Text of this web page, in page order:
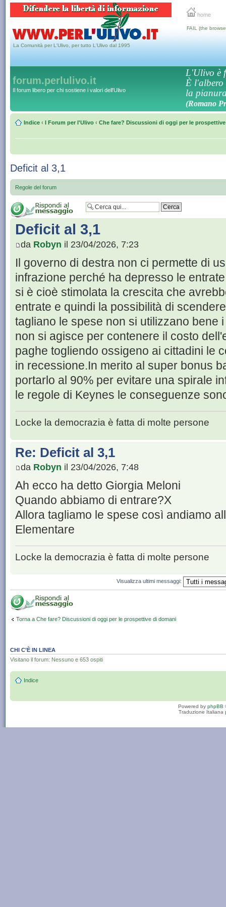
home
La Comunità per L'Ulivo, per tutto L'Ulivo dal 1995
FAIL (the
forum.perlulivo.it
Il forum libero per chi sostiene i valori dell'Ulivo
L'Ulivo è
È l'albero
la
(Romano
Indice ‹ I Forum per l'Ulivo ‹ Che fare? Discussioni di oggi per le
Deficit al 3,1
Regole del forum
Deficit al 3,1
da Robyn il 23/04/2026, 7:23
Il governo di destra non ci permette di
infrazione perché ha depresso le
si è cioè stimolata la crescita che
entrate e quindi la possibilità di
tagliano le spese non si utilizzano bene
non si agisce per contenere il costo
paghe togliendo ossigeno ai cittadini le
in recessione.In merito al super bonus
portarlo al 90% per evitare una spirale
le regole di Keynes le conseguenze
Locke la democrazia è fatta di molte persone
Re: Deficit al 3,1
da Robyn il 23/04/2026, 7:48
Ah ecco ha detto Giorgia Meloni
Quando abbiamo di entrare?X
Allora tagliamo le spese così andiamo
Elementare
Locke la democrazia è fatta di molte persone
Visualizza ultimi messaggi:
Torna a Che fare? Discussioni di oggi per le prospettive di domani
CHI C’È IN LINEA
Visitano il forum: Nessuno e 653 ospiti
Indice
Powered by phpBB
Traduzione Italiana